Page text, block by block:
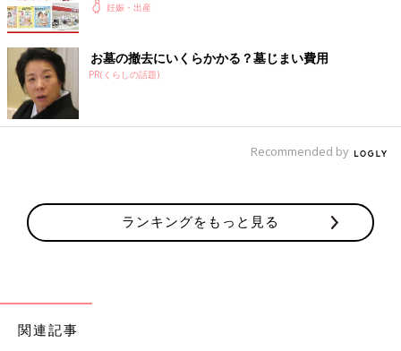
妊娠・出産
お墓の撤去にいくらかかる？墓じまい費用
PR(くらしの話題)
Recommended by
ランキングをもっと見る
関連記事